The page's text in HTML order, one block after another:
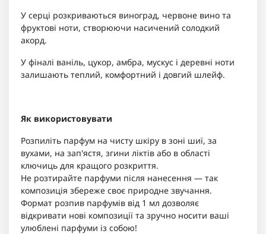
У серці розкриваються виноград, червоне вино та
фруктові ноти, створюючи насичений солодкий
акорд.
У фіналі ваніль, цукор, амбра, мускус і деревні ноти
залишають теплий, комфортний і довгий шлейф.
Як використовувати
Розпиліть парфум на чисту шкіру в зоні шиї, за
вухами, на зап'ястя, згини ліктів або в області
ключиць для кращого розкриття.
Не розтирайте парфуми після нанесення — так
композиція збереже своє природне звучання.
Формат розпив парфумів від 1 мл дозволяє
відкривати нові композиції та зручно носити ваші
улюблені парфуми із собою!